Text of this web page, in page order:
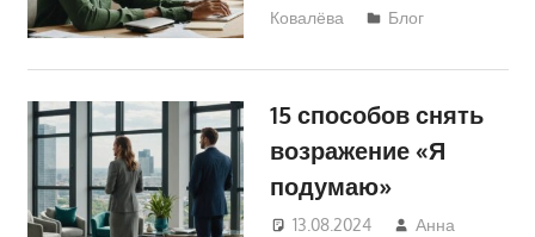
Ковалёва
Блог
15 способов снять
возражение «Я
подумаю»
13.08.2024
Анна